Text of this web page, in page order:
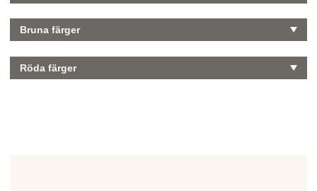
Bruna färger
Röda färger